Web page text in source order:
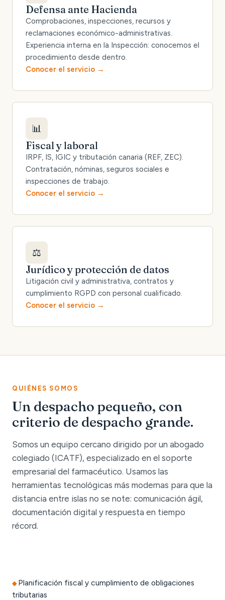
Defensa ante Hacienda
Comprobaciones, inspecciones, recursos y
reclamaciones económico-administrativas.
Experiencia interna en la Inspección: conocemos el
procedimiento desde dentro.
Conocer el servicio
📊
Fiscal y laboral
IRPF, IS, IGIC y tributación canaria (REF, ZEC).
Contratación, nóminas, seguros sociales e
inspecciones de trabajo.
Conocer el servicio
⚖️
Jurídico y protección de datos
Litigación civil y administrativa, contratos y
cumplimiento RGPD con personal cualificado.
Conocer el servicio
QUIÉNES SOMOS
Un despacho pequeño, con
criterio de despacho grande.
Somos un equipo cercano dirigido por un abogado
colegiado (ICATF), especializado en el soporte
empresarial del farmacéutico. Usamos las
herramientas tecnológicas más modernas para que la
distancia entre islas no se note: comunicación ágil,
documentación digital y respuesta en tiempo
récord.
Planificación fiscal y cumplimiento de obligaciones
tributarias